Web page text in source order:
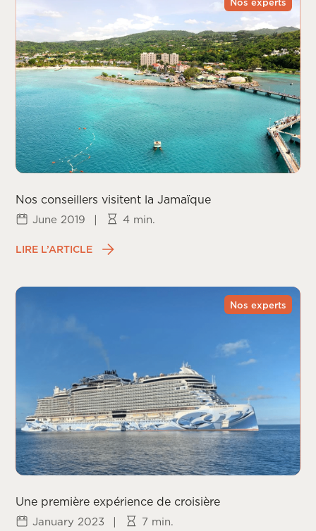
Nos conseillers visitent la Jamaïque
June 2019 | 4 min.
LIRE L’ARTICLE
Nos experts
Une première expérience de croisière
January 2023 | 7 min.